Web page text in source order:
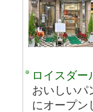
ロイスダ
おいしいパ
にオープン